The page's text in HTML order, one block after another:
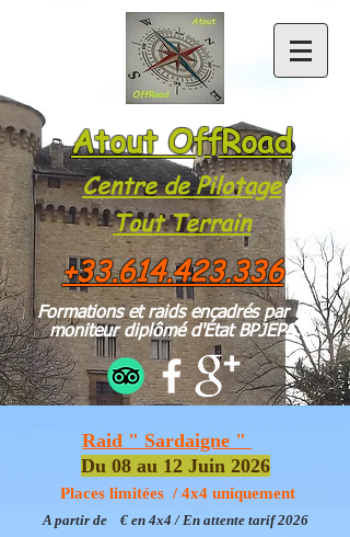
Atout OffRoad
Centre de Pilotage
Tout Terrain
+33.614.423.336
Formations et raids encadrés par un
moniteur diplômé d'État BPJEPS.
Raid " Sardaigne "
Du 08 au 12 Juin 2026
Places limitées / 4x4 uniquement
A partir de € en 4x4 / En attente tarif 2026